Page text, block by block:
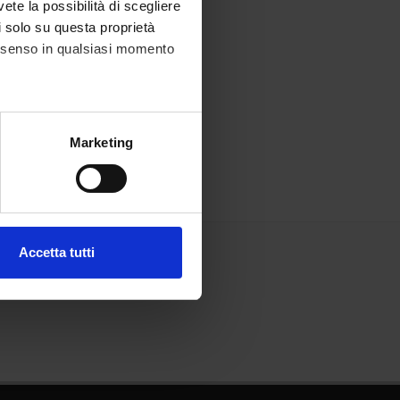
la possibilità di scegliere
su questa proprietà
in qualsiasi momento
metro,
che hai fornito loro o
Marketing
Accetta tutti